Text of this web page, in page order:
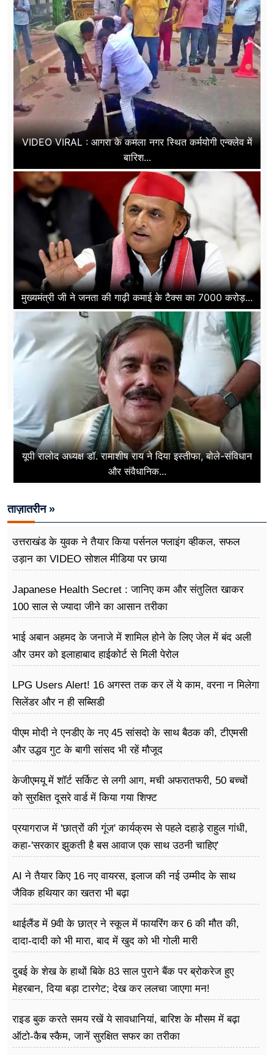
VIDEO VIRAL : आगरा के कमला नगर स्थित कर्मयोगी एन्क्लेव में
बारिश...
मुख्यमंत्री जी ने जनता की गाढ़ी कमाई के टैक्स का 7000 करोड़...
यूपी रालोद अध्यक्ष डॉ. रामाशीष राय ने दिया इस्तीफा, बोले-संविधान
और संवैधानिक...
ताज़ातरीन »
उत्तराखंड के युवक ने तैयार किया पर्सनल फ्लाइंग व्हीकल, सफल
उड़ान का VIDEO सोशल मीडिया पर छाया
Japanese Health Secret : जानिए कम और संतुलित खाकर
100 साल से ज्यादा जीने का आसान तरीका
भाई अबान अहमद के जनाजे में शामिल होने के लिए जेल में बंद अली
और उमर को इलाहाबाद हाईकोर्ट से मिली पेरोल
LPG Users Alert! 16 अगस्त तक कर लें ये काम, वरना न मिलेगा
सिलेंडर और न ही सब्सिडी
पीएम मोदी ने एनडीए के नए 45 सांसदो के साथ बैठक की, टीएमसी
और उद्धव गुट के बागी सांसद भी रहें मौजूद
केजीएमयू में शॉर्ट सर्किट से लगी आग, मची अफरातफरी, 50 बच्चों
को सुरक्षित दूसरे वार्ड में किया गया शिफ्ट
प्रयागराज में 'छात्रों की गूंज' कार्यक्रम से पहले दहाड़े राहुल गांधी,
कहा-'सरकार झुकती है बस आवाज एक साथ उठनी चाहिए'
AI ने तैयार किए 16 नए वायरस, इलाज की नई उम्मीद के साथ
जैविक हथियार का खतरा भी बढ़ा
थाईलैंड में 9वी के छात्र ने स्कूल में फायरिंग कर 6 की मौत की,
दादा-दादी को भी मारा, बाद में खुद को भी गोली मारी
दुबई के शेख के हाथों बिके 83 साल पुराने बैंक पर ब्रोकरेज हुए
मेहरबान, दिया बड़ा टारगेट; देख कर ललचा जाएगा मन!
राइड बुक करते समय रखें ये सावधानियां, बारिश के मौसम में बढ़ा
ऑटो-कैब स्कैम, जानें सुरक्षित सफर का तरीका